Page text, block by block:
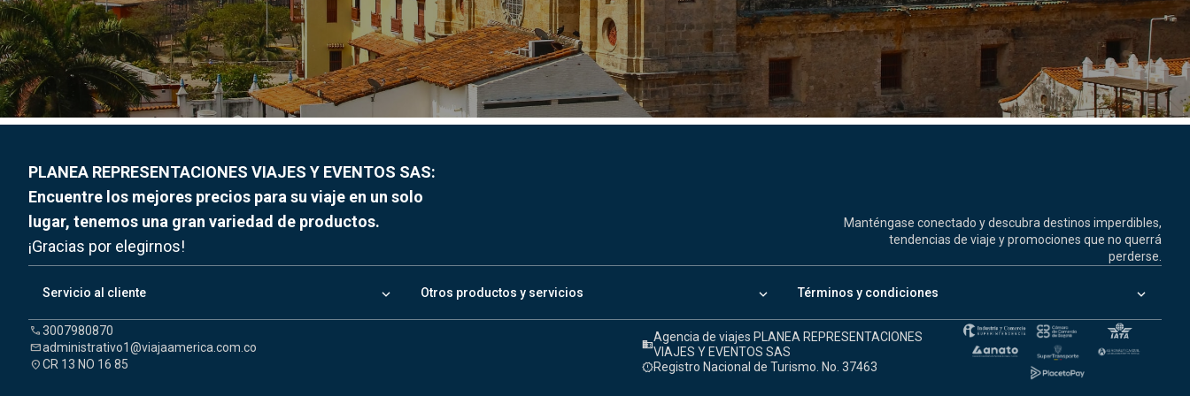
PLANEA REPRESENTACIONES VIAJES Y EVENTOS SAS:
Encuentre los mejores precios para su viaje en un solo
lugar, tenemos una gran variedad de productos.
¡Gracias por elegirnos!
Manténgase conectado y descubra destinos imperdibles,
tendencias de viaje y promociones que no querrá
perderse.
Servicio al cliente keyboard_arrow_down Otros productos y servicios keyboard_arrow_down Términos y condiciones keyboard_arrow_down
call3007980870
mailadministrativo1@viajaamerica.com.co
location_onCR 13 NO 16 85
domain
Agencia de viajes PLANEA REPRESENTACIONES
VIAJES Y EVENTOS SAS
release_alertRegistro Nacional de Turismo. No. 37463